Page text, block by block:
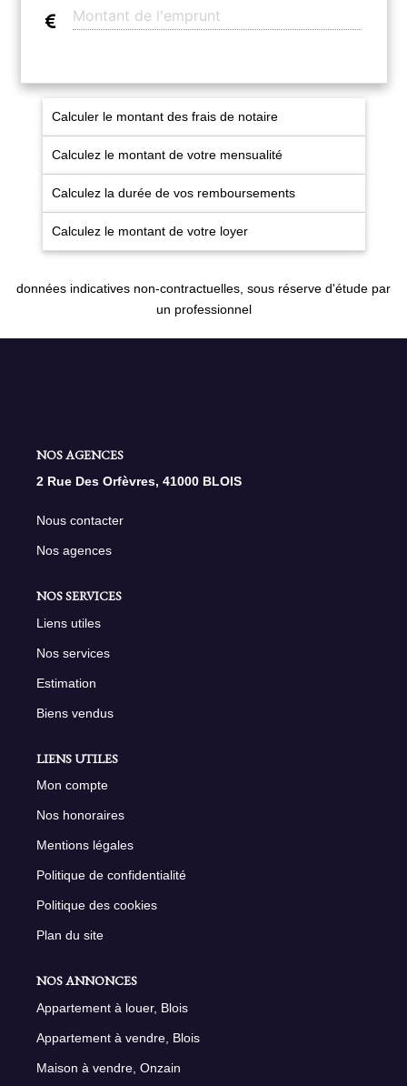
Nos Actualités
ESPACE CLIENT
Calculer le montant des frais de notaire
Calculez le montant de votre mensualité
Calculez la durée de vos remboursements
Calculez le montant de votre loyer
données indicatives non-contractuelles, sous réserve d'étude par
un professionnel
NOS AGENCES
2 Rue Des Orfèvres, 41000 BLOIS
Nous contacter
Nos agences
NOS SERVICES
Liens utiles
Nos services
Estimation
Biens vendus
LIENS UTILES
Mon compte
Nos honoraires
Mentions légales
Politique de confidentialité
Politique des cookies
Plan du site
NOS ANNONCES
Appartement à louer, Blois
Appartement à vendre, Blois
Maison à vendre, Onzain